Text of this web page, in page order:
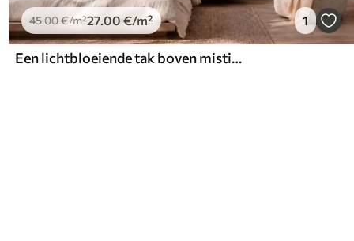
45.00€/m²27.00 €/m² 1
Een lichtbloeiende tak boven mistige bergen en de zon